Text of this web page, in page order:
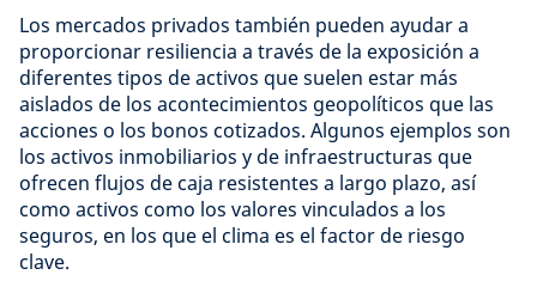
Los mercados privados también pueden ayudar a
proporcionar resiliencia a través de la exposición a
diferentes tipos de activos que suelen estar más
aislados de los acontecimientos geopolíticos que las
acciones o los bonos cotizados. Algunos ejemplos son
los activos inmobiliarios y de infraestructuras que
ofrecen flujos de caja resistentes a largo plazo, así
como activos como los valores vinculados a los
seguros, en los que el clima es el factor de riesgo
clave.